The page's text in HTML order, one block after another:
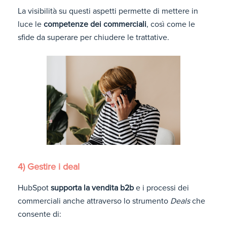
La visibilità su questi aspetti permette di mettere in
luce le competenze dei commerciali, così come le
sfide da superare per chiudere le trattative.
4) Gestire i deal
HubSpot supporta la vendita b2b e i processi dei
commerciali anche attraverso lo strumento Dealsche
consente di: